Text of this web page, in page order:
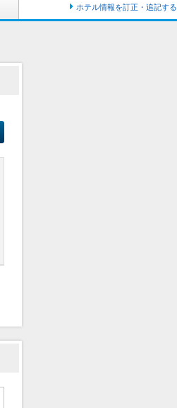
ホテル情報を訂正・追記する